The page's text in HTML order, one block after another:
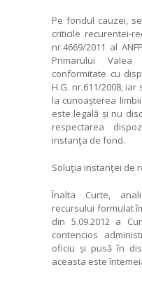
Pe fondul cauzei,
criticile recurentei-
nr.4669/2011 al
Primarului
conformitate cu
H.G. nr.611/2008,
la cunoașterea
este legală și nu
respectarea
instanţa de fond.
Soluţia instanţei de
Înalta Curte,
recursului formulat
din 5.09.2012 a
contencios
oficiu și pusă în
aceasta este